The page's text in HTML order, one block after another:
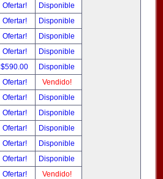
Ofertar!
Disponible
Ofertar!
Disponible
Ofertar!
Disponible
Ofertar!
Disponible
$590.00
Disponible
Ofertar!
Vendido!
Ofertar!
Disponible
Ofertar!
Disponible
Ofertar!
Disponible
Ofertar!
Disponible
Ofertar!
Disponible
Ofertar!
Vendido!